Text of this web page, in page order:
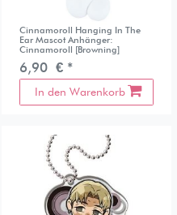
Cinnamoroll Hanging In The
Ear Mascot Anhänger:
Cinnamoroll [Browning]
6,90 € *
In den Warenkorb